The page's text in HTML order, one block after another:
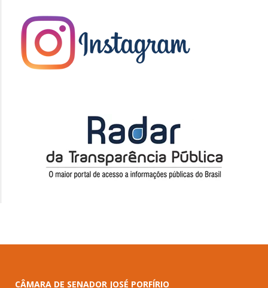
CÂMARA DE SENADOR JOSÉ PORFÍRIO